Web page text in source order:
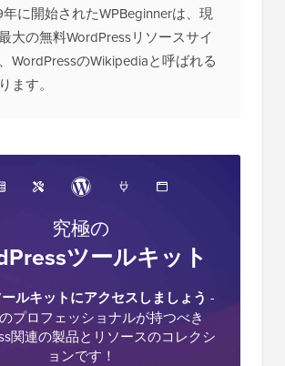
に開始されたWPBeginnerは、現
大の無料WordPressリソースサイ
WordPressのWikipediaと呼ばれる
ます。
究極の
ツールキット
ルキットにアクセスしましょう -
プロフェッショナルが持つべき
関連の製品とリソースのコレクシ
ョンです！